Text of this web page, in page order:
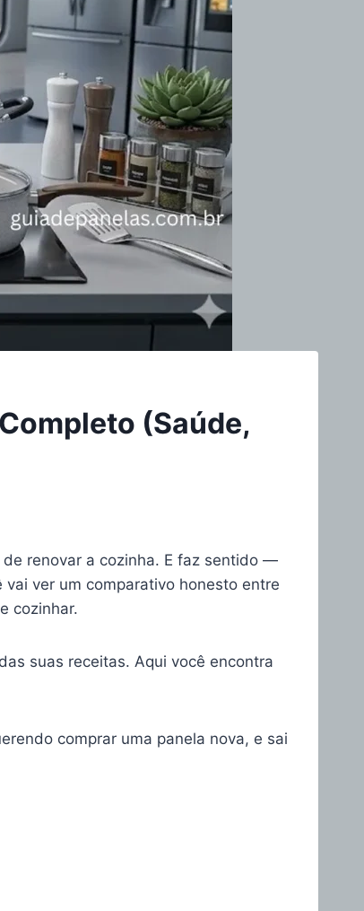
(Saúde,
renovar a cozinha. E faz sentido —
ver um comparativo honesto entre
cozinhar.
suas receitas. Aqui você encontra
comprar uma panela nova, e sai